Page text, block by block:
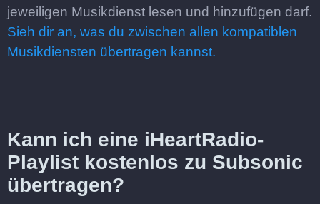
jeweiligen Musikdienst lesen und hinzufügen darf.
Sieh dir an, was du zwischen allen kompatiblen
Musikdiensten übertragen kannst.
Kann ich eine iHeartRadio-
Playlist kostenlos zu Subsonic
übertragen?